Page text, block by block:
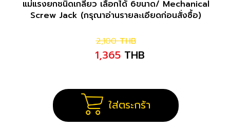
แม่แรงยกชนิดเกลียว เลือกได้ 6ขนาด/ Mechanical
Screw Jack (กรุณาอ่านรายละเอียดก่อนสั่งซื้อ)
2,100 THB
1,365 THB
ใส่ตระกร้า